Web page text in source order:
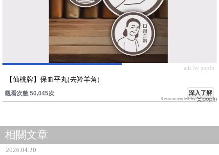
ads by popIn
【仙桃牌】保血平丸(去羚羊角)
觀看次數 50,045次 深入了解
Recommended by
相關文章
2026.04.20